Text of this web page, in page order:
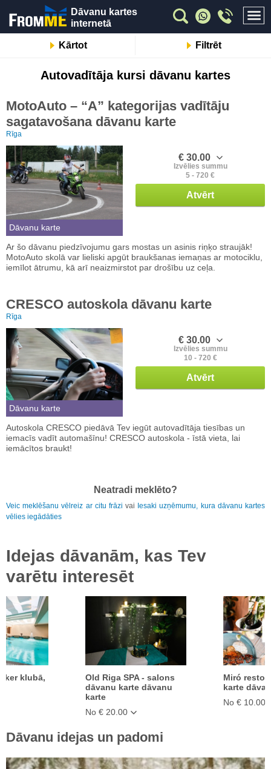
Dāvanu kartes
internetā
Kārtot Filtrēt
Autovadītāja kursi dāvanu kartes
MotoAuto – “A” kategorijas vadītāju
sagatavošana dāvanu karte
Rīga
Dāvanu karte
€ 30.00
Izvēlies summu
5 - 720 €
Atvērt
Ar šo dāvanu piedzīvojumu gars mostas un asinis riņķo straujāk!
MotoAuto skolā var lieliski apgūt braukšanas iemaņas ar motociklu,
iemīlot ātrumu, kā arī neaizmirstot par drošību uz ceļa.
CRESCO autoskola dāvanu karte
Rīga
Dāvanu karte
€ 30.00
Izvēlies summu
10 - 720 €
Atvērt
Autoskola CRESCO piedāvā Tev iegūt autovadītāja tiesības un
iemacīs vadīt automašīnu! CRESCO autoskola - īstā vieta, lai
iemācītos braukt!
Neatradi meklēto?
Veic meklēšanu vēlreiz ar citu frāzi vai Iesaki uzņēmumu, kura dāvanu kartes
vēlies iegādāties
Idejas dāvanām, kas Tev
varētu interesēt
klubā,
Old Riga SPA - salons
dāvanu karte dāvanu
karte
No € 20.00
Miró
karte
No € 10.00
Dāvanu idejas un padomi